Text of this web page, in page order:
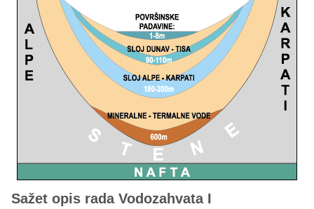
Sažet opis rada Vodozahvata I